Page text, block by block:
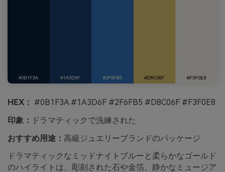
HEX： #0B1F3A #1A3D6F #2F6FB5 #D8C06F #F3F0E8
印象：
ドラマティックで洗練された
おすすめ用途： 高級ジュエリーブランドのパッケージ
ドラマティックなミッドナイトブルーと柔らかなゴールド
のハイライトは、彫刻された石や金箔、静かなミュージア